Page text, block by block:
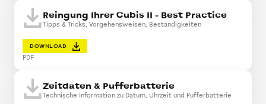
Reingung Ihrer Cubis II - Best Practice
Tipps & Tricks, Vorgehensweisen, Beständigkeiten
DOWNLOAD
PDF
Zeitdaten & Pufferbatterie
Technische Information zu Datum, Uhrzeit und Pufferbatterie